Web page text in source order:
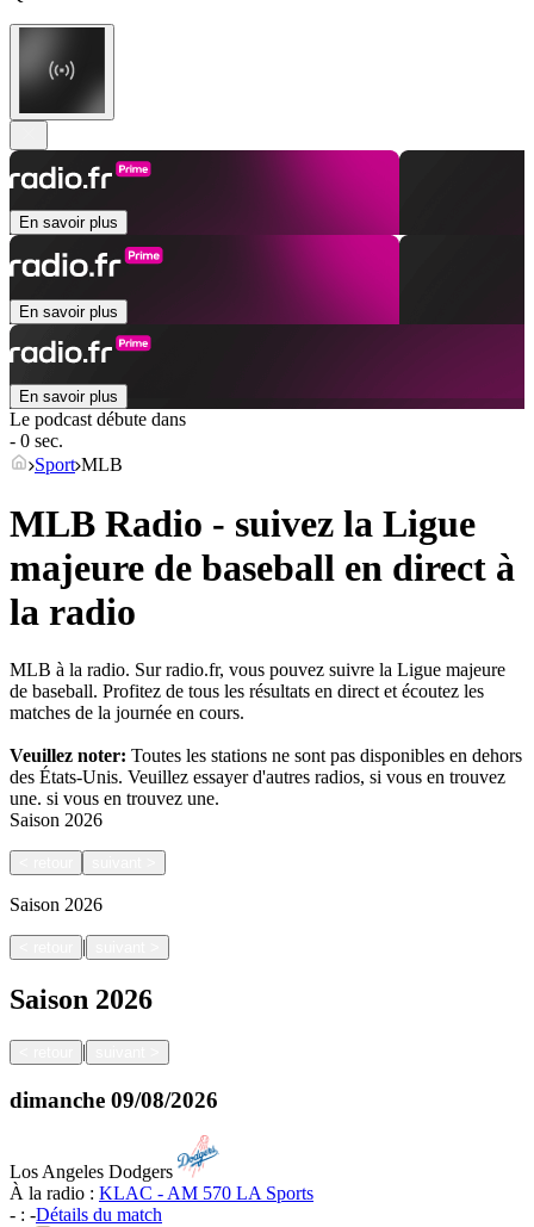
En savoir plus
En savoir plus
En savoir plus
Le podcast débute dans
- 0 sec.
Sport MLB
MLB Radio - suivez la Ligue
majeure de baseball en direct à
la radio
MLB à la radio. Sur radio.fr, vous pouvez suivre la Ligue majeure
de baseball. Profitez de tous les résultats en direct et écoutez les
matches de la journée en cours.
Veuillez noter: Toutes les stations ne sont pas disponibles en dehors
des États-Unis. Veuillez essayer d'autres radios, si vous en trouvez
une. si vous en trouvez une.
Saison 2026
Saison 2026
|
Saison 2026
|
dimanche 09/08/2026
Los Angeles Dodgers
À la radio : KLAC - AM 570 LA Sports
- : -Détails du match